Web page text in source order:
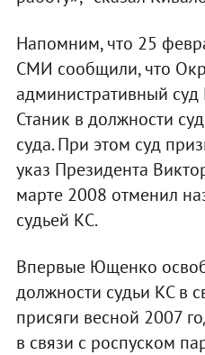
Напомним, что 25
СМИ сообщили, что
административный суд
Станик в должности
суда. При этом суд
указ Президента
марте 2008 отменил
судьей КС.
Впервые Ющенко
должности судьи КС в
присяги весной 2007
в связи с роспуском